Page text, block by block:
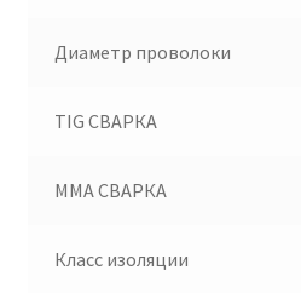
Диаметр проволоки
TIG СВАРКА
MMA СВАРКА
Класс изоляции